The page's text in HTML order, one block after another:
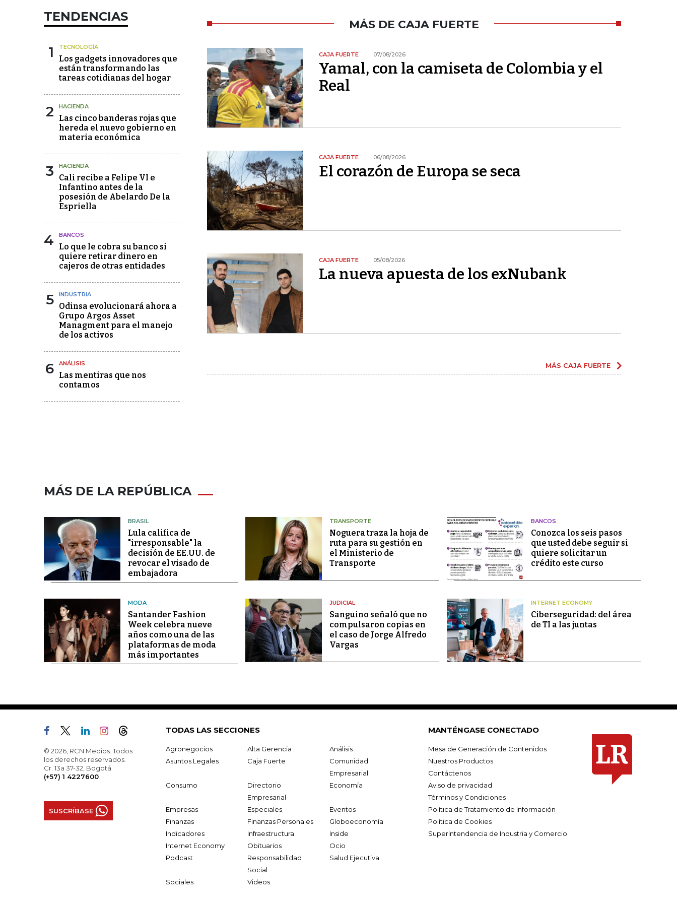
TENDENCIAS
1 TECNOLOGÍA
Los gadgets innovadores que
están transformando las
tareas cotidianas del hogar
2 HACIENDA
Las cinco banderas rojas que
hereda el nuevo gobierno en
materia económica
3 HACIENDA
Cali recibe a Felipe VI e
Infantino antes de la
posesión de Abelardo De la
Espriella
4 BANCOS
Lo que le cobra su banco si
quiere retirar dinero en
cajeros de otras entidades
5 INDUSTRIA
Odinsa evolucionará ahora a
Grupo Argos Asset
Managment para el manejo
de los activos
6 ANÁLISIS
Las mentiras que nos
contamos
MÁS DE CAJA FUERTE
CAJA FUERTE 07/08/2026
Yamal, con la camiseta de Colombia y el
Real
CAJA FUERTE 06/08/2026
El corazón de Europa se seca
CAJA FUERTE 05/08/2026
La nueva apuesta de los exNubank
MÁS CAJA FUERTE
MÁS DE LA REPÚBLICA
BRASIL
Lula califica de
"irresponsable" la
decisión de EE.UU. de
revocar el visado de
embajadora
TRANSPORTE
Noguera traza la hoja de
ruta para su gestión en
el Ministerio de
Transporte
BANCOS
Conozca los seis pasos
que usted debe seguir si
quiere solicitar un
crédito este curso
MODA
Santander Fashion
Week celebra nueve
años como una de las
plataformas de moda
más importantes
JUDICIAL
Sanguino señaló que no
compulsaron copias en
el caso de Jorge Alfredo
Vargas
INTERNET ECONOMY
Ciberseguridad: del área
de TI a las juntas
© 2026, RCN Medios. Todos
los derechos reservados.
Cr. 13a 37-32, Bogotá
(+57) 1 4227600
SUSCRÍBASE
TODAS LAS SECCIONES
Agronegocios Alta Gerencia
Análisis
Asuntos Legales
Caja Fuerte
Comunidad
Empresarial
Consumo
Directorio
Empresarial
Economía
Empresas Especiales
Eventos
Finanzas
Finanzas Personales
Globoeconomía
Indicadores
Infraestructura
Inside
Internet Economy
Obituarios
Ocio
Podcast
Responsabilidad
Social
Salud Ejecutiva
Sociales Videos
MANTÉNGASE CONECTADO
Mesa de Generación de Contenidos
Nuestros Productos
Contáctenos
Aviso de privacidad
Términos y Condiciones
Política de Tratamiento de Información
Política de Cookies
Superintendencia de Industria y Comercio